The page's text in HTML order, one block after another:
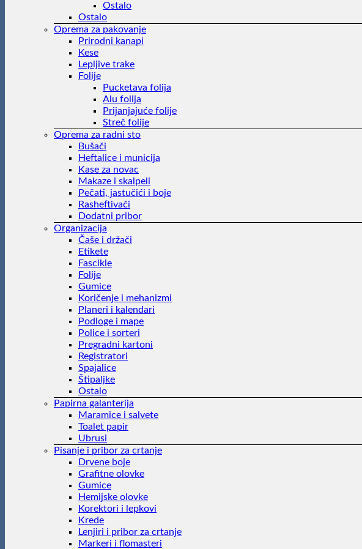
Ostalo
Ostalo
Oprema za pakovanje
Prirodni kanapi
Kese
Lepljive trake
Folije
Pucketava folija
Alu folija
Prijanjajuće folije
Streč folije
Oprema za radni sto
Bušači
Heftalice i municija
Kase za novac
Makaze i skalpeli
Pečati, jastučići i boje
Rasheftivači
Dodatni pribor
Organizacija
Čaše i držači
Etikete
Fascikle
Folije
Gumice
Koričenje i mehanizmi
Planeri i kalendari
Podloge i mape
Police i sorteri
Pregradni kartoni
Registratori
Spajalice
Štipaljke
Ostalo
Papirna galanterija
Maramice i salvete
Toalet papir
Ubrusi
Pisanje i pribor za crtanje
Drvene boje
Grafitne olovke
Gumice
Hemijske olovke
Korektori i lepkovi
Krede
Lenjiri i pribor za crtanje
Markeri i flomasteri